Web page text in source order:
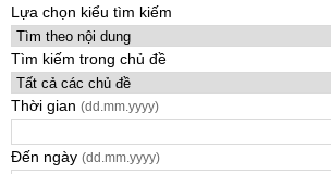
Lựa chọn kiểu tìm kiếm
Tìm kiếm trong chủ đề
Thời gian (dd.mm.yyyy)
Đến ngày (dd.mm.yyyy)